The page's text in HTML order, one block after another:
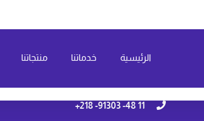
الرئيسية خدماتنا منتجاتنا
11 48- 91303- 218+